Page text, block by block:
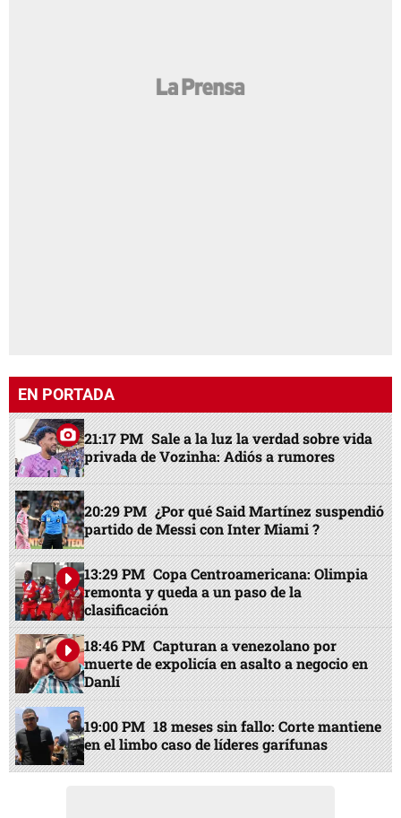
EN PORTADA
21:17 PM Sale a la luz la verdad sobre vida
privada de Vozinha: Adiós a rumores
20:29 PM ¿Por qué Said Martínez suspendió
partido de Messi con Inter Miami ?
13:29 PM Copa Centroamericana: Olimpia
remonta y queda a un paso de la
clasificación
18:46 PM Capturan a venezolano por
muerte de expolicía en asalto a negocio en
Danlí
19:00 PM 18 meses sin fallo: Corte mantiene
en el limbo caso de líderes garífunas